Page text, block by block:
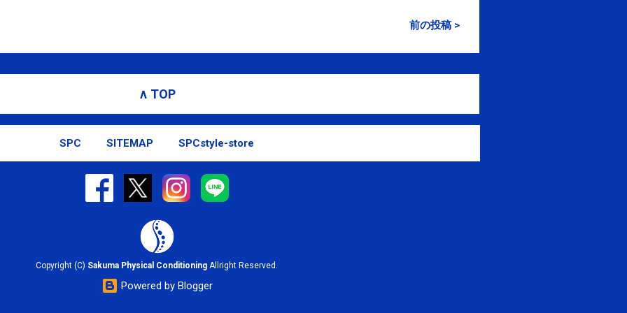
前の投稿 >
∧ TOP
SPC SITEMAP SPCstyle-store
Copyright (C) Sakuma Physical Conditioning Allright Reserved.
Powered by Blogger